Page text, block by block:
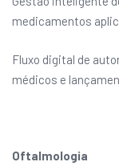
medicamentos
Fluxo digital de
médicos e
Oftalmologia